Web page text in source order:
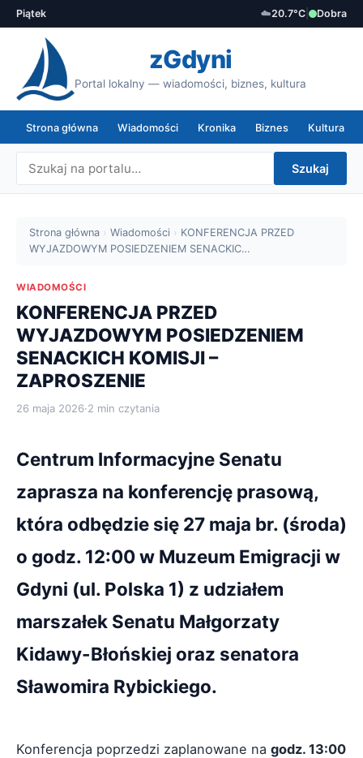
Piątek ☁️20.7°C Dobra
zGdyni
Portal lokalny — wiadomości, biznes, kultura
Strona główna Wiadomości Kronika Biznes Kultura
Szukaj
Strona główna › Wiadomości › KONFERENCJA PRZED
WYJAZDOWYM POSIEDZENIEM SENACKIC…
WIADOMOŚCI
KONFERENCJA PRZED
WYJAZDOWYM POSIEDZENIEM
SENACKICH KOMISJI –
ZAPROSZENIE
26 maja 2026·2 min czytania
Centrum Informacyjne Senatu
zaprasza na konferencję prasową,
która odbędzie się 27 maja br. (środa)
o godz. 12:00 w Muzeum Emigracji w
Gdyni (ul. Polska 1) z udziałem
marszałek Senatu Małgorzaty
Kidawy-Błońskiej oraz senatora
Sławomira Rybickiego.
Konferencja poprzedzi zaplanowane na godz. 13:00